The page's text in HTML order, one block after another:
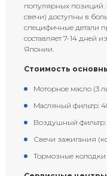
популярных позиций.
свечи) доступны в
специфичные детали
составляет 7-14 дней
Японии.
Стоимость
Моторное масло (3
Масляный фильтр:
Воздушный фильтр:
Свечи зажигания
Тормозные колодки